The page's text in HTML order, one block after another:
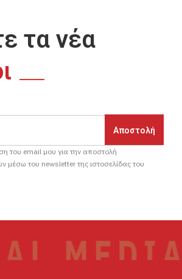
τα νέα
του email μου για την αποστολή
μέσω του newsletter της ιστοσελίδας του